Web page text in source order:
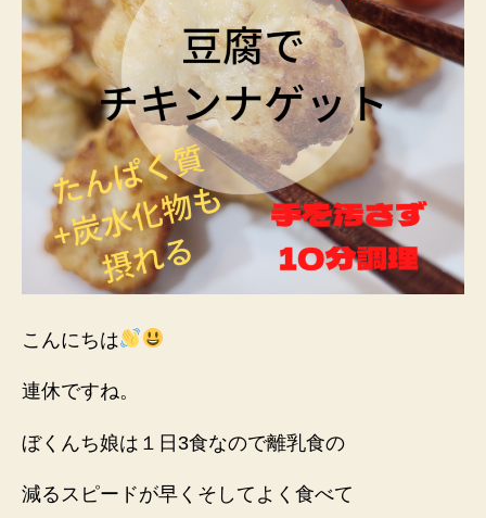
か
み
豆
腐
ナ
ッ
ト
を
作
っ
み
へ
こんにちは
連休ですね。
ぼくんち娘は１日3食なので離乳食の
減るスピードが早くそしてよく食べて